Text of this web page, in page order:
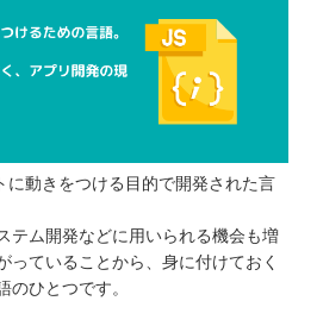
に動きをつける目的で開発された言
テム開発などに用いられる機会も増
っていることから、身に付けておく
のひとつです。